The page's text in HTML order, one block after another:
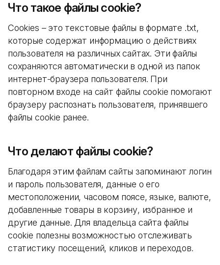
Что такое файлы cookie?
Cookies – это текстовые файлы в формате .txt,
которые содержат информацию о действиях
пользователя на различных сайтах. Эти файлы
сохраняются автоматически в одной из папок
интернет-браузера пользователя. При
повторном входе на сайт файлы cookie помогают
браузеру распознать пользователя, принявшего
файлы cookie ранее.
Что делают файлы cookie?
Благодаря этим файлам сайты запоминают логин
и пароль пользователя, данные о его
местоположении, часовом поясе, языке, валюте,
добавленные товары в корзину, избранное и
другие данные. Для владельца сайта файлы
cookie полезны возможностью отслеживать
статистику посещений, кликов и переходов.